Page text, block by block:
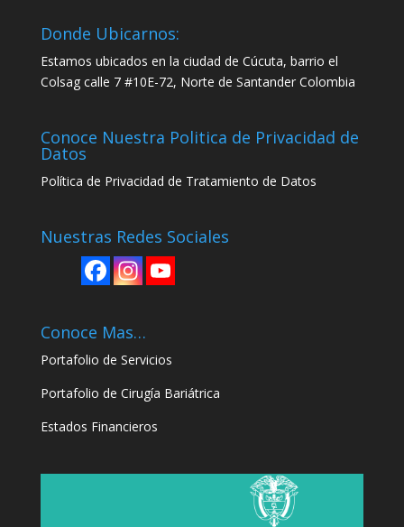
Donde Ubicarnos:
Estamos ubicados en la ciudad de Cúcuta, barrio el
Colsag calle 7 #10E-72, Norte de Santander Colombia
Conoce Nuestra Politica de Privacidad de
Datos
Política de Privacidad de Tratamiento de Datos
Nuestras Redes Sociales
Conoce Mas…
Portafolio de Servicios
Portafolio de Cirugía Bariátrica
Estados Financieros